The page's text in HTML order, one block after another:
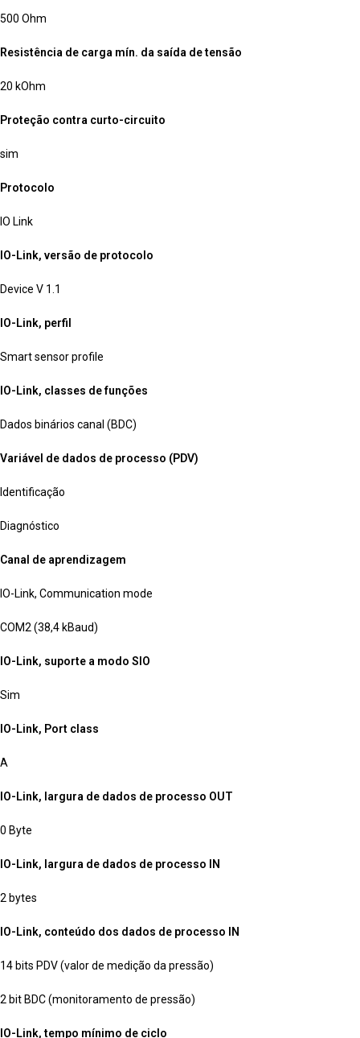
500 Ohm
Resistência de carga mín. da saída de tensão
20 kOhm
Proteção contra curto-circuito
sim
Protocolo
IO Link
IO-Link, versão de protocolo
Device V 1.1
IO-Link, perfil
Smart sensor profile
IO-Link, classes de funções
Dados binários canal (BDC)
Variável de dados de processo (PDV)
Identificação
Diagnóstico
Canal de aprendizagem
IO-Link, Communication mode
COM2 (38,4 kBaud)
IO-Link, suporte a modo SIO
Sim
IO-Link, Port class
A
IO-Link, largura de dados de processo OUT
0 Byte
IO-Link, largura de dados de processo IN
2 bytes
IO-Link, conteúdo dos dados de processo IN
14 bits PDV (valor de medição da pressão)
2 bit BDC (monitoramento de pressão)
IO-Link, tempo mínimo de ciclo